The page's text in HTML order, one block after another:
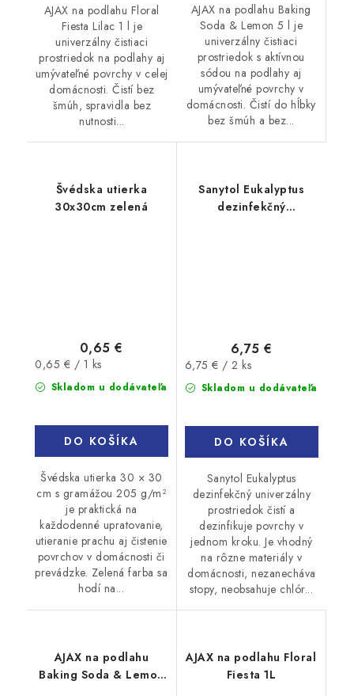
AJAX na podlahu Floral
Fiesta Lilac 1 l je
univerzálny čistiaci
prostriedok na podlahy aj
umývateľné povrchy v celej
domácnosti. Čistí bez
šmúh, spravidla bez
nutnosti...
AJAX na podlahu Baking
Soda & Lemon 5 l je
univerzálny čistiaci
prostriedok s aktívnou
sódou na podlahy aj
umývateľné povrchy v
domácnosti. Čistí do hĺbky
bez šmúh a bez...
Švédska utierka
30x30cm zelená
Skladom u dodávateľa
0,65 €
Jednotková
cena:
0,65 € / 1 ks
DO KOŠÍKA
Švédska utierka 30 × 30
cm s gramážou 205 g/m²
je praktická na
každodenné upratovanie,
utieranie prachu aj čistenie
povrchov v domácnosti či
prevádzke. Zelená farba sa
hodí na...
Sanytol Eukalyptus
dezinfekčný
Skladom u dodávateľa
6,75 €
Jednotková
cena:
6,75 € / 2 ks
DO KOŠÍKA
Sanytol Eukalyptus
dezinfekčný univerzálny
prostriedok čistí a
dezinfikuje povrchy v
jednom kroku. Je vhodný
na rôzne materiály v
domácnosti, nezanecháva
stopy, neobsahuje chlór...
AJAX na podlahu
Baking Soda & Lemon
AJAX na podlahu Floral
Fiesta 1L